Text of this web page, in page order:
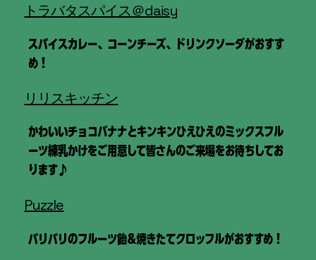
トラバタスパイス＠daisy
スパイスカレー、コーンチーズ、ドリンクソーダがおすす
め！
リリスキッチン
かわいいチョコバナナとキンキンひえひえのミックスフル
ーツ練乳かけをご用意して皆さんのご来場をお待ちしてお
ります♪
Puzzle
パリパリのフルーツ飴&焼きたてクロッフルがおすすめ！